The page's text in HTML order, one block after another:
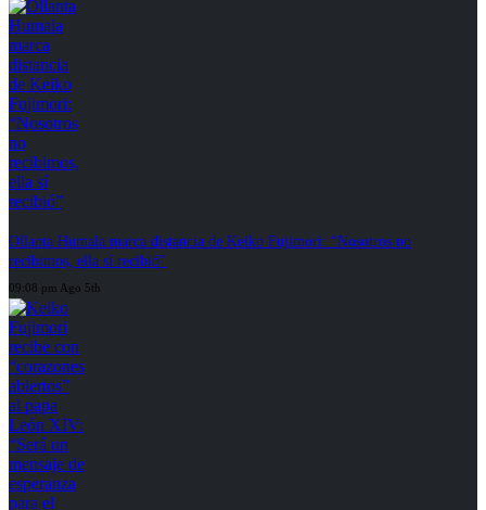
Ollanta Humala marca distancia de Keiko Fujimori: “Nosotros no
recibimos, ella sí recibió”
09:08 pm Ago 5th